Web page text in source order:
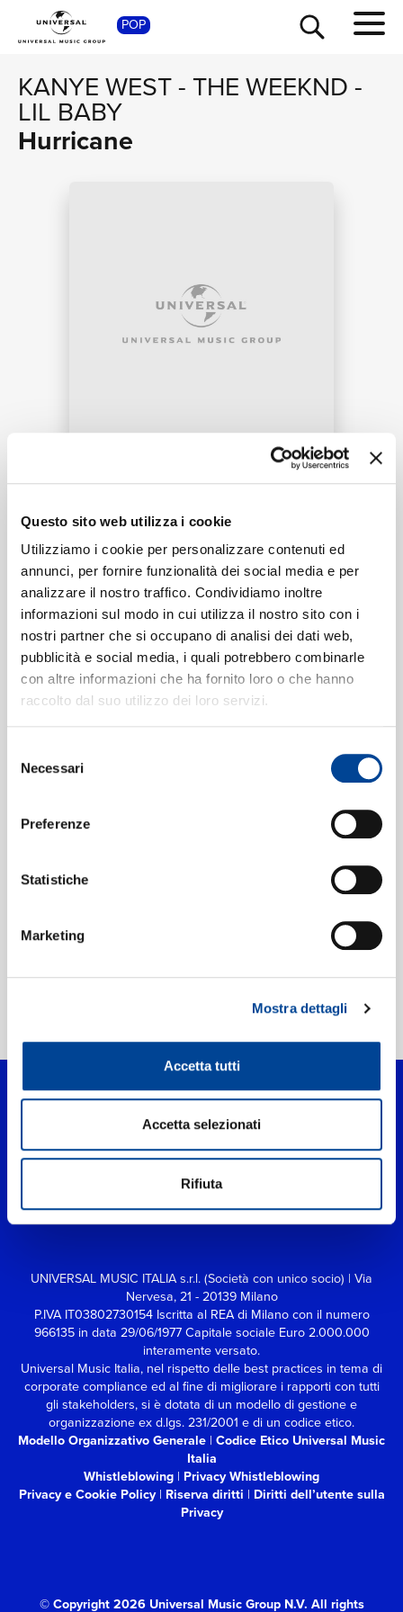
Questo sito web utilizza i cookie
Utilizziamo i cookie per personalizzare contenuti ed
annunci, per fornire funzionalità dei social media e per
analizzare il nostro traffico. Condividiamo inoltre
informazioni sul modo in cui utilizza il nostro sito con i
nostri partner che si occupano di analisi dei dati web,
pubblicità e social media, i quali potrebbero combinarle
con altre informazioni che ha fornito loro o che hanno
raccolto dal suo utilizzo dei loro servizi.
delNecessari
Preferenze
Statistiche
Marketing
Mostra dettagli
Accetta tutti
Accetta selezionati
Rifiuta
POP
KANYE WEST- THE WEEKND-
LIL BABY
Hurricane
1 Hurricane
03:58
Kanye West, The Weeknd, Lil Baby
Formati disponibili:
Data di pubblicazione:
UNIVERSAL MUSIC ITALIA s.r.l. (Società con unico socio) | Via
Nervesa, 21 - 20139 Milano
P.IVA IT03802730154 Iscritta al REA di Milano con il numero
966135 in data 29/06/1977Capitale sociale Euro 2.000.000
interamente versato.
Universal Music Italia, nel rispetto delle best practices in tema di
corporate compliance ed al fine di migliorare i rapporti con tutti
gli stakeholders,si è dotata di un modello di gestione e
organizzazione ex d.lgs. 231/2001 e di un codice etico.
Modello Organizzativo Generale | Codice Etico Universal Music
Italia
Whistleblowing | Privacy Whistleblowing
Privacy e Cookie Policy| Riserva diritti | Diritti dell’utente sulla
Privacy
© Copyright 2026 Universal Music Group N.V. All rights
SHOP
TOUR
RICERCA
CHI SIAMO
CONTATTI
NEWSLETTER